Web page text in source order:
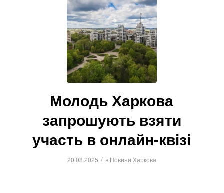
Молодь Харкова
запрошують взяти
участь в онлайн-квізі
20.08.2025 / в Новини Харкова